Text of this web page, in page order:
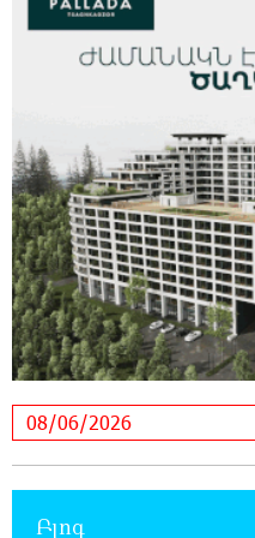
12:14:06 6-08-2026
Ամեն
գնալով ավելի է
12:04:12 6-08-2026
Սամվել
համոզեց
քաղաքականություն․
Մեդիչիների
մեջ. «Փաստ»
Բլոգ